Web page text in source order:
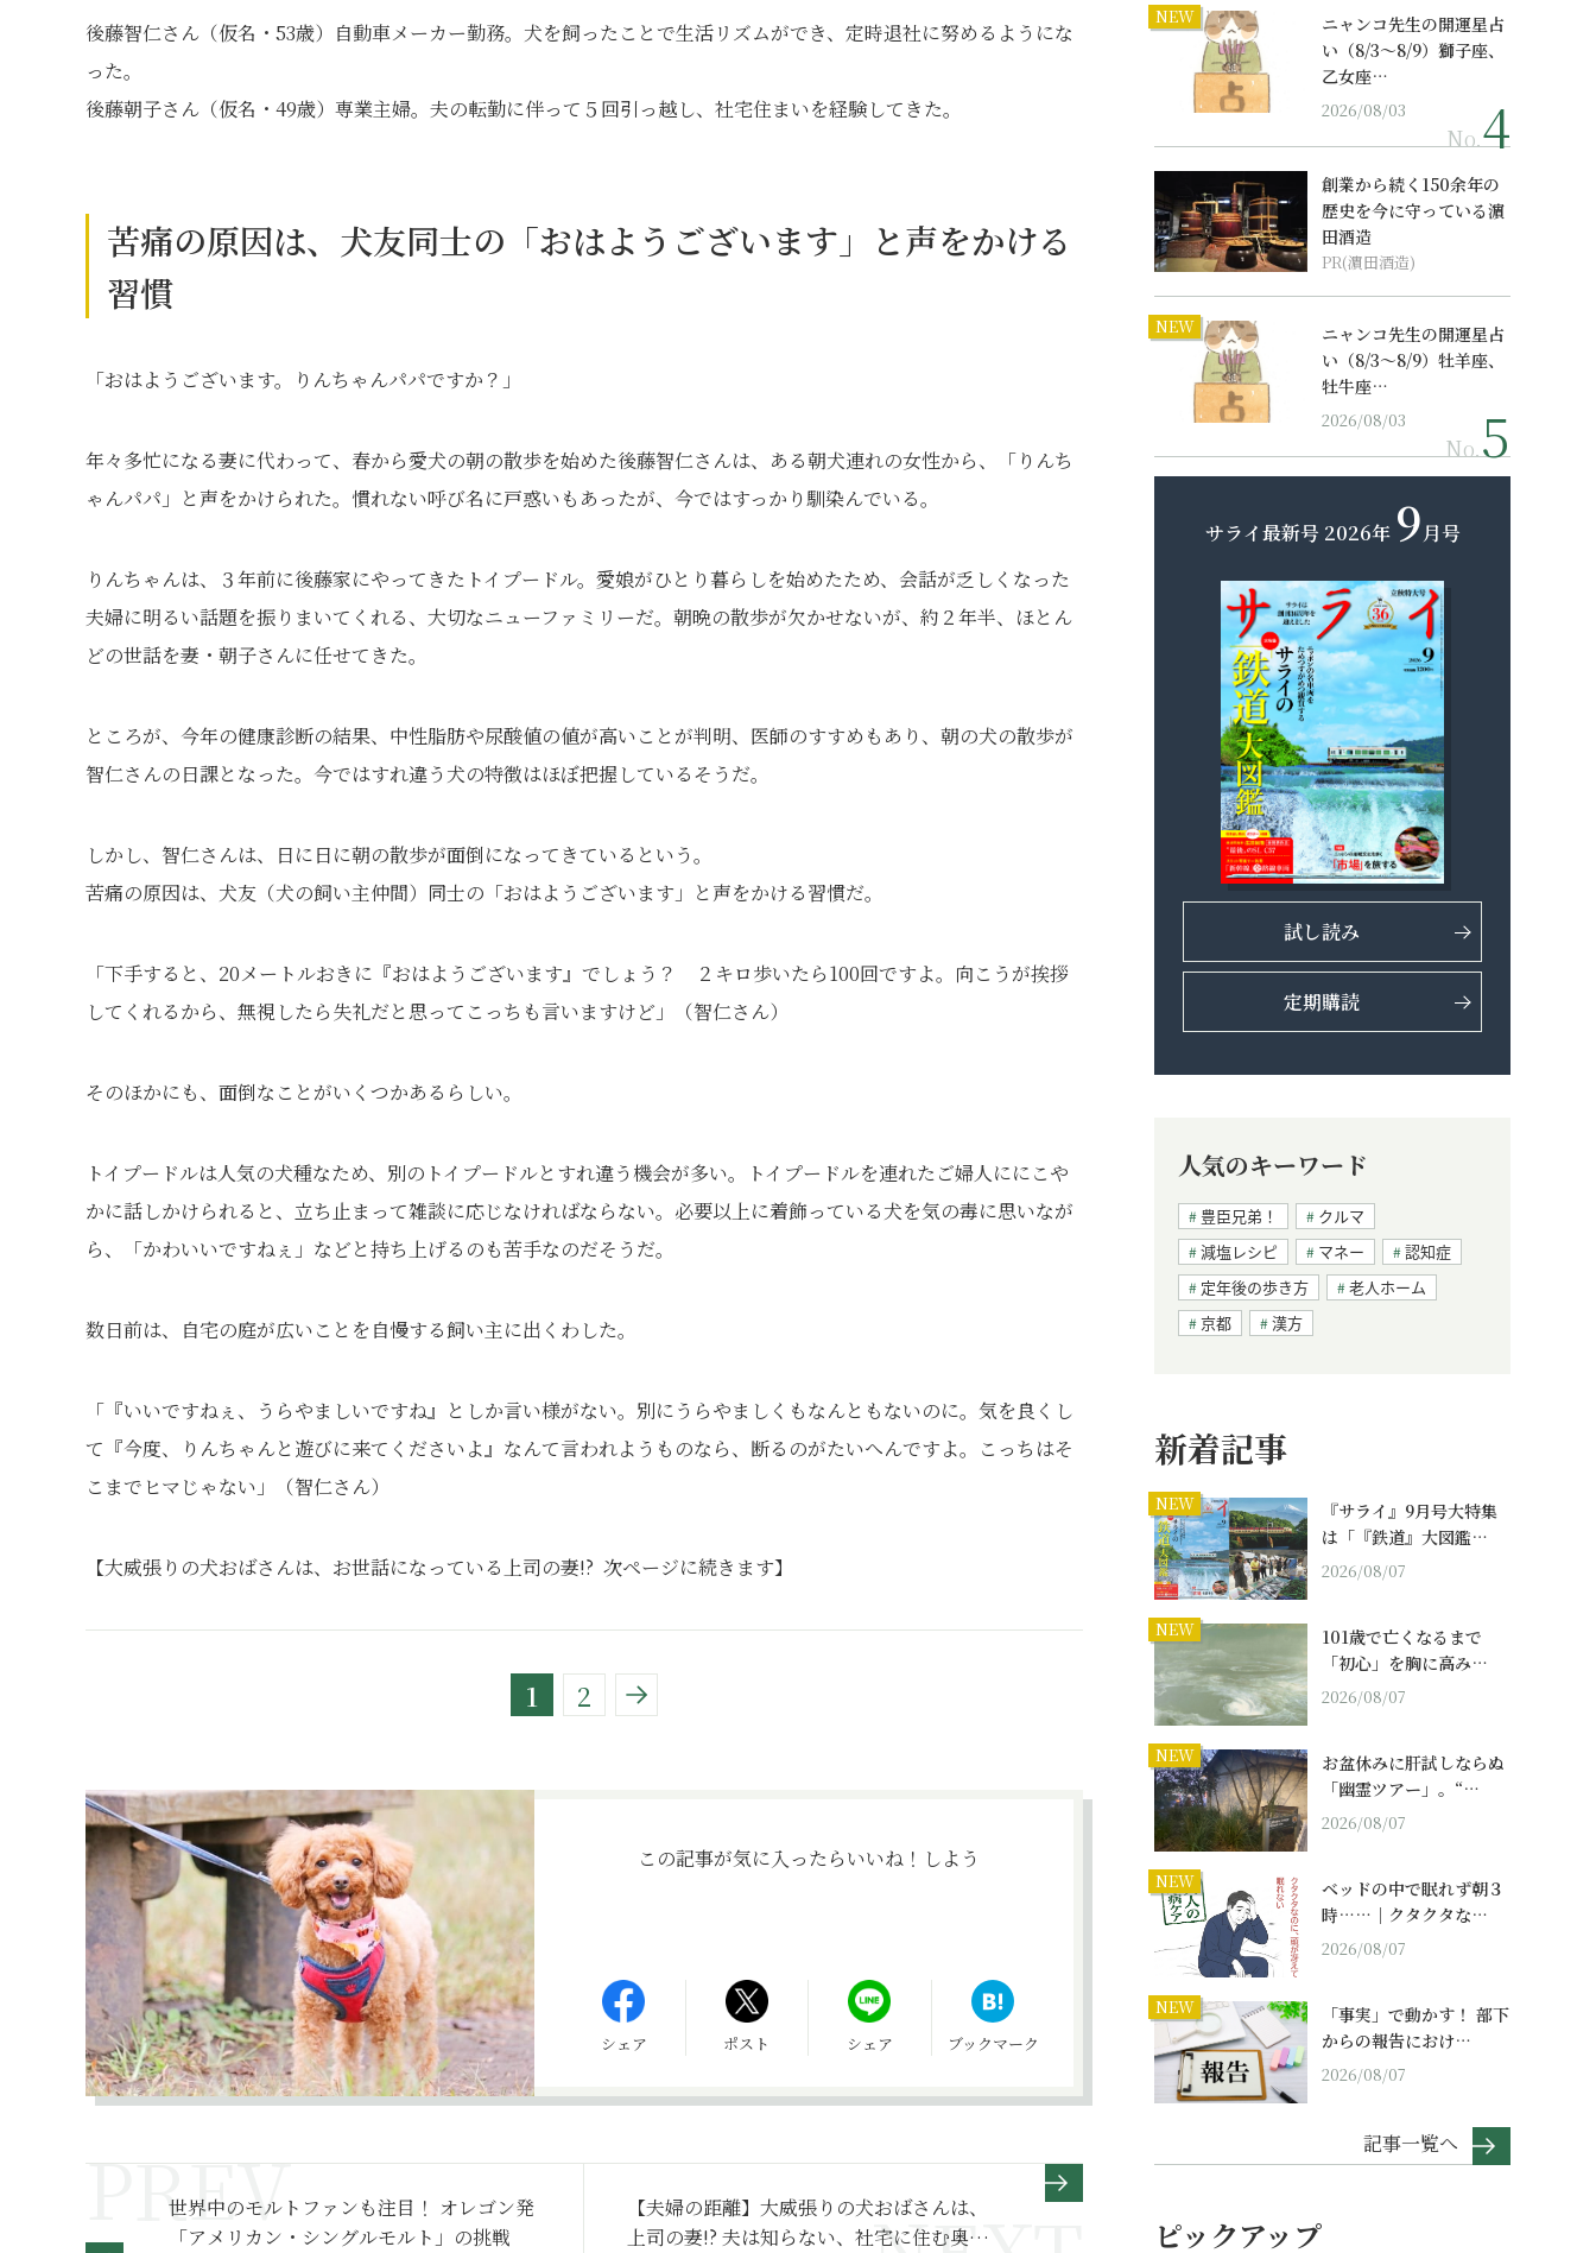
後藤智仁さん（仮名・53歳）自動車メーカー勤務。犬を飼ったことで生活リズムができ、定時退社に努めるようにな
った。
後藤朝子さん（仮名・49歳）専業主婦。夫の転勤に伴って５回引っ越し、社宅住まいを経験してきた。
苦痛の原因は、犬友同士の「おはようございます」と声をかける
習慣
「おはようございます。りんちゃんパパですか？」
年々多忙になる妻に代わって、春から愛犬の朝の散歩を始めた後藤智仁さんは、ある朝犬連れの女性から、「りんち
ゃんパパ」と声をかけられた。慣れない呼び名に戸惑いもあったが、今ではすっかり馴染んでいる。
りんちゃんは、３年前に後藤家にやってきたトイプードル。愛娘がひとり暮らしを始めたため、会話が乏しくなった
夫婦に明るい話題を振りまいてくれる、大切なニューファミリーだ。朝晩の散歩が欠かせないが、約２年半、ほとん
どの世話を妻・朝子さんに任せてきた。
ところが、今年の健康診断の結果、中性脂肪や尿酸値の値が高いことが判明、医師のすすめもあり、朝の犬の散歩が
智仁さんの日課となった。今ではすれ違う犬の特徴はほぼ把握しているそうだ。
しかし、智仁さんは、日に日に朝の散歩が面倒になってきているという。
苦痛の原因は、犬友（犬の飼い主仲間）同士の「おはようございます」と声をかける習慣だ。
「下手すると、20メートルおきに『おはようございます』でしょう？ ２キロ歩いたら100回ですよ。向こうが挨拶
してくれるから、無視したら失礼だと思ってこっちも言いますけど」（智仁さん）
そのほかにも、面倒なことがいくつかあるらしい。
トイプードルは人気の犬種なため、別のトイプードルとすれ違う機会が多い。トイプードルを連れたご婦人ににこや
かに話しかけられると、立ち止まって雑談に応じなければならない。必要以上に着飾っている犬を気の毒に思いなが
ら、「かわいいですねぇ」などと持ち上げるのも苦手なのだそうだ。
数日前は、自宅の庭が広いことを自慢する飼い主に出くわした。
「『いいですねぇ、うらやましいですね』としか言い様がない。別にうらやましくもなんともないのに。気を良くし
て『今度、りんちゃんと遊びに来てくださいよ』なんて言われようものなら、断るのがたいへんですよ。こっちはそ
こまでヒマじゃない」（智仁さん）
【大威張りの犬おばさんは、お世話になっている上司の妻!? 次ページに続きます】
1 2
この記事が気に入ったらいいね！しよう
シェア ポスト シェア ブックマーク
世界中のモルトファンも注目！ オレゴン発
「アメリカン・シングルモルト」の挑戦
【夫婦の距離】大威張りの犬おばさんは、
上司の妻!? 夫は知らない、社宅に住む奥さ
NEW
ニャンコ先生の開運星占
い（8/3～8/9）獅子座、
乙女座…
2026/08/03
No.
創業から続く150余年の
歴史を今に守っている濵
田酒造
PR(濵田酒造)
NEW
ニャンコ先生の開運星占
い（8/3～8/9）牡羊座、
牡牛座…
2026/08/03
No.
サライ最新号 2026年 9月号
試し読み
定期購読
人気のキーワード
豊臣兄弟！
クルマ
減塩レシピ
マネー
認知症
定年後の歩き方
老人ホーム
京都
漢方
新着記事
NEW
『サライ』9月号大特集
は「『鉄道』大図鑑…
2026/08/07
NEW
101歳で亡くなるまで
「初心」を胸に高み…
2026/08/07
NEW
お盆休みに肝試しならぬ
「幽霊ツアー」。“…
2026/08/07
NEW
ベッドの中で眠れず朝３
時……｜クタクタな…
2026/08/07
NEW
「事実」で動かす！ 部下
からの報告におけ…
2026/08/07
記事一覧へ
ピックアップ